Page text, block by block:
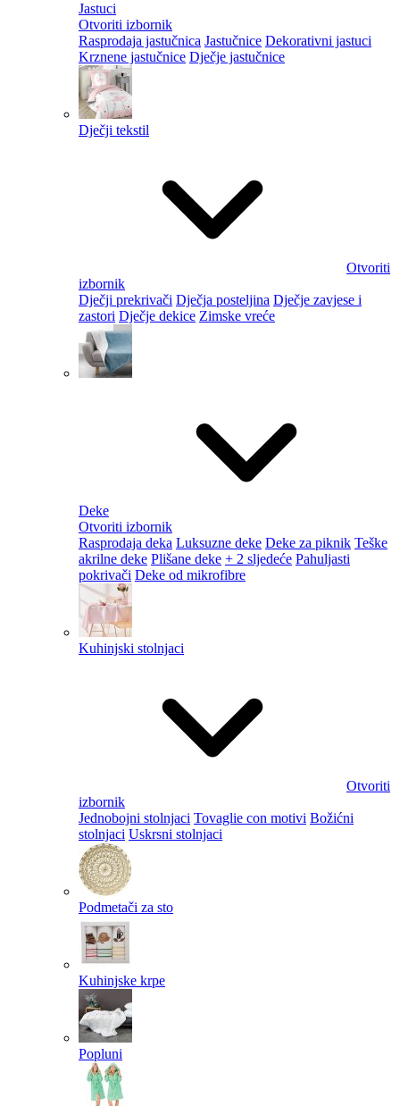
Jastuci
Otvoriti izbornik
Rasprodaja jastučnica Jastučnice Dekorativni jastuci
Krznene jastučnice Dječje jastučnice
Dječji tekstil
Otvoriti
izbornik
Dječji prekrivači Dječja posteljina Dječje zavjese i
zastori Dječje dekice Zimske vreće
Deke
Otvoriti izbornik
Rasprodaja deka Luksuzne deke Deke za piknik Teške
akrilne deke Plišane deke + 2 sljedeće Pahuljasti
pokrivači Deke od mikrofibre
Kuhinjski stolnjaci
Otvoriti
izbornik
Jednobojni stolnjaci Tovaglie con motivi Božićni
stolnjaci Uskrsni stolnjaci
Podmetači za sto
Kuhinjske krpe
Popluni